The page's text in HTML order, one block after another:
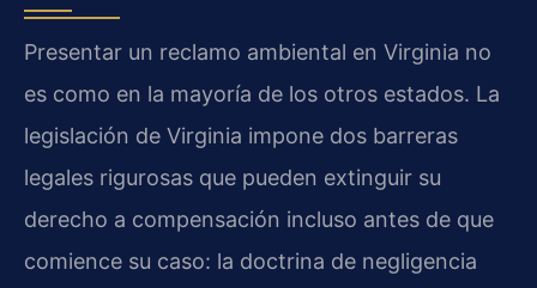
Presentar un reclamo ambiental en Virginia no
es como en la mayoría de los otros estados. La
legislación de Virginia impone dos barreras
legales rigurosas que pueden extinguir su
derecho a compensación incluso antes de que
comience su caso: la doctrina de negligencia